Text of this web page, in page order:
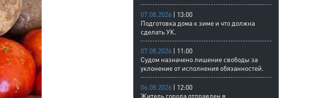
07.08.2026 | 13:00
Подготовка дома к зиме и что должна
сделать УК.
07.08.2026 | 11:00
Судом назначено лишение свободы за
уклонение от исполнения обязанностей.
06.08.2026 | 12:00
Житель города отправлен в